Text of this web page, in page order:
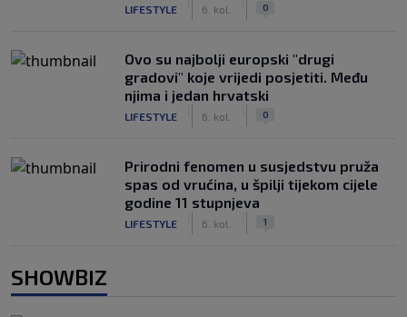
LIFESTYLE 6. kol. 0
Ovo su najbolji europski "drugi
gradovi" koje vrijedi posjetiti. Među
njima i jedan hrvatski
LIFESTYLE 6. kol. 0
Prirodni fenomen u susjedstvu pruža
spas od vrućina, u špilji tijekom cijele
godine 11 stupnjeva
LIFESTYLE 6. kol. 1
SHOWBIZ